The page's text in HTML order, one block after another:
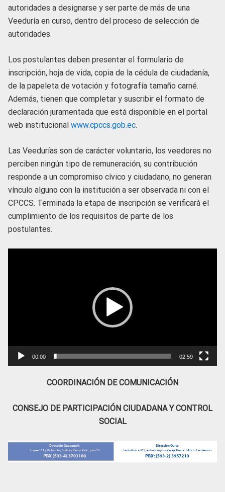
autoridades a designarse y ser parte de más de una
Veeduría en curso, dentro del proceso de selección de
autoridades.
Los postulantes deben presentar el formulario de
inscripción, hoja de vida, copia de la cédula de ciudadanía,
de la papeleta de votación y fotografía tamaño carné.
Además, tienen que completar y suscribir el formato de
declaración juramentada que está disponible en el portal
web institucional www.cpccs.gob.ec.
Las Veedurías son de carácter voluntario, los veedores no
perciben ningún tipo de remuneración, su contribución
responde a un compromiso cívico y ciudadano, no generan
vínculo alguno con la institución a ser observada ni con el
CPCCS. Terminada la etapa de inscripción se verificará el
cumplimiento de los requisitos de parte de los
postulantes.
00:00 02:59
COORDINACIÓN DE COMUNICACIÓN
CONSEJO DE PARTICIPACIÓN CIUDADANA Y CONTROL
SOCIAL